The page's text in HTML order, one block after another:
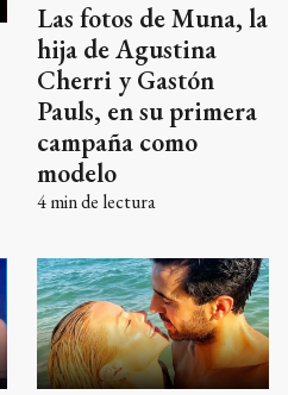
Las fotos de Muna, la
hija de Agustina
Cherri y Gastón
Pauls, en su primera
campaña como
modelo
4min de lectura